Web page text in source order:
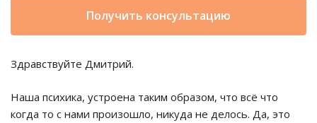
Получить консультацию
Здравствуйте Дмитрий.
Наша психика, устроена таким образом, что всё что
когда то с нами произошло, никуда не делось. Да, это